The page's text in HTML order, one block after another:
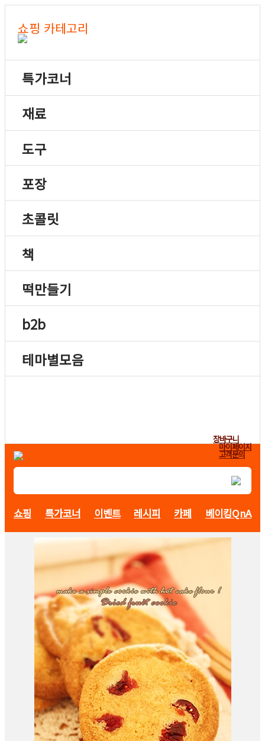
쇼핑 카테고리
특가코너
재료
도구
포장
초콜릿
책
떡만들기
b2b
테마별모음
장바구니
마이페이지
고객문의
쇼핑 특가코너 이벤트 레시피 카페 베이킹QnA